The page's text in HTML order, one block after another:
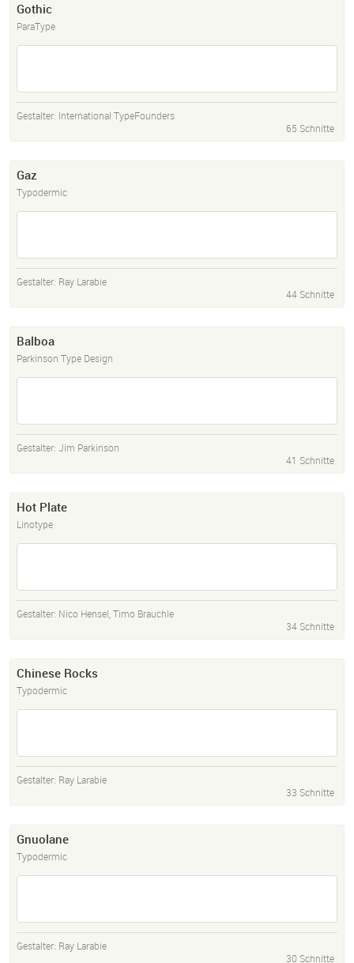
Gothic
ParaType
Gestalter: International TypeFounders
65 Schnitte
Gaz
Typodermic
Gestalter: Ray Larabie
44 Schnitte
Balboa
Parkinson Type Design
Gestalter: Jim Parkinson
41 Schnitte
Hot Plate
Linotype
Gestalter: Nico Hensel,Timo Brauchle
34 Schnitte
Chinese Rocks
Typodermic
Gestalter: Ray Larabie
33 Schnitte
Gnuolane
Typodermic
Gestalter: Ray Larabie
30 Schnitte